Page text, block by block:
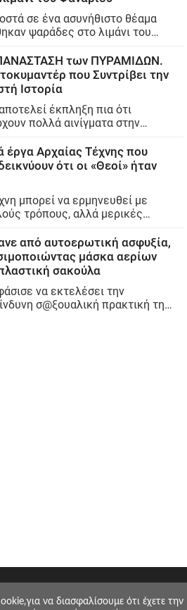
να διασφαλίσουμε ότι έχετε την